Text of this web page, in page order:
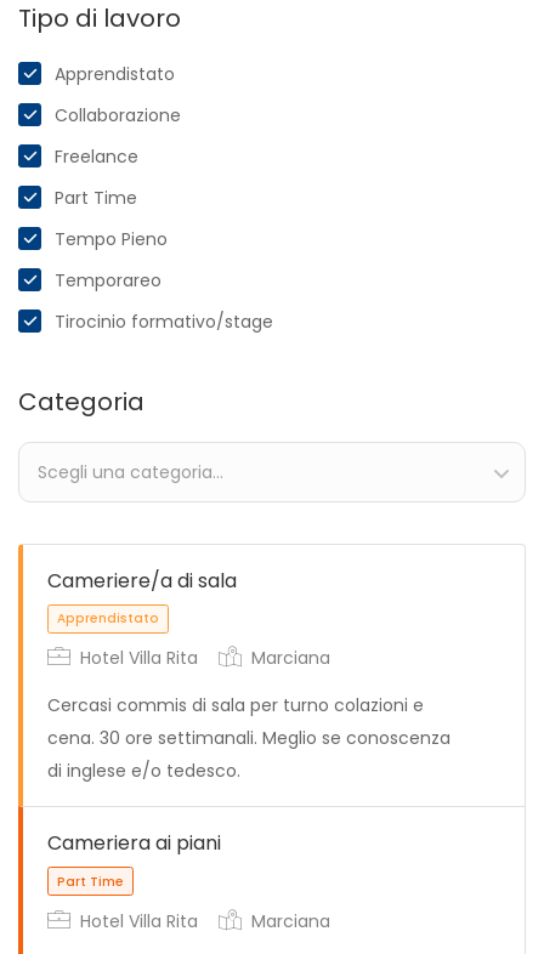
Tipo di lavoro
Apprendistato
Collaborazione
Freelance
Part Time
Tempo Pieno
Temporareo
Tirocinio formativo/stage
Categoria
Scegli una categoria…
Cameriere/a di sala
Apprendistato
Hotel Villa Rita
Marciana
Cercasi commis di sala per turno colazioni e
cena. 30 ore settimanali. Meglio se conoscenza
di inglese e/o tedesco.
Cameriera ai piani
Hotel Villa Rita
Marciana